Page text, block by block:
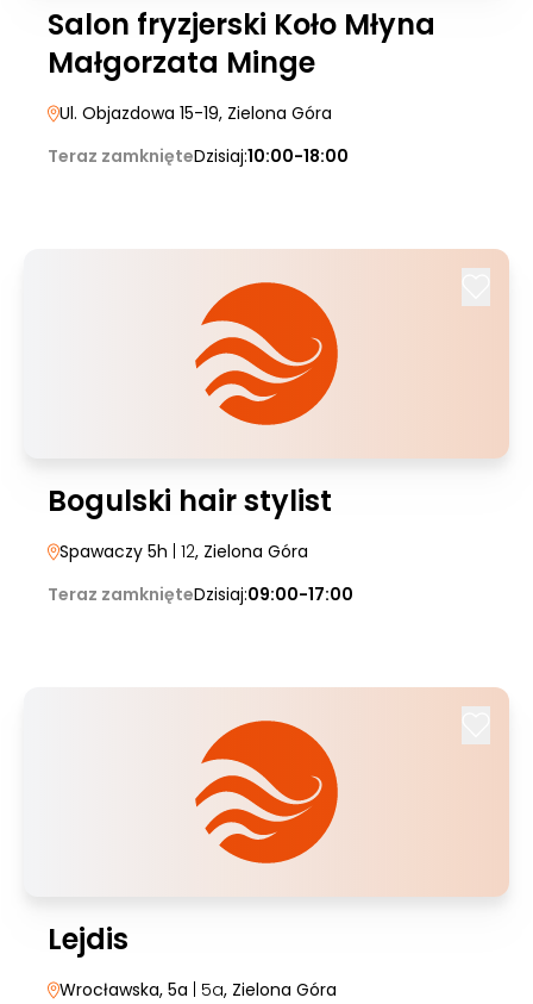
Salon fryzjerski Koło Młyna
Małgorzata Minge
Ul. Objazdowa 15-19, Zielona Góra
Teraz zamknięteDzisiaj:10:00-18:00
Bogulski hair stylist
Spawaczy 5h | 12, Zielona Góra
Teraz zamknięteDzisiaj:09:00-17:00
Lejdis
Wrocławska, 5a | 5a, Zielona Góra